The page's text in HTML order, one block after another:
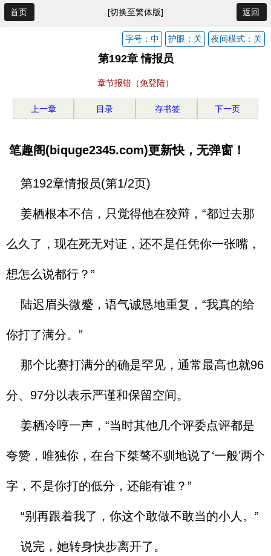
首页 [切换至繁体版] 返回
夜间模式：关
护眼：关
字号：中
第192章 情报员
章节报错（免登陆）
上一章 目录 存书签 下一页
笔趣阁(biquge2345.com)更新快，无弹窗！
第192章情报员(第1/2页)
姜栖根本不信，只觉得他在狡辩，“都过去那
么久了，现在死无对证，还不是任凭你一张嘴，
想怎么说都行？”
陆迟眉头微蹙，语气诚恳地重复，“我真的给
你打了满分。”
那个比赛打满分的确是罕见，通常最高也就96
分、97分以表示严谨和保留空间。
姜栖冷哼一声，“当时其他几个评委点评都是
夸赞，唯独你，在台下桀骜不驯地说了‘一般’两个
字，不是你打的低分，还能有谁？”
“别再跟着我了，你这个敢做不敢当的小人。”
说完，她转身快步离开了。